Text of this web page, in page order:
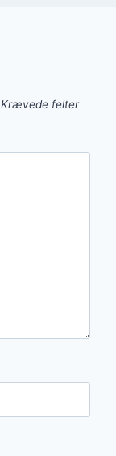
Krævede felter